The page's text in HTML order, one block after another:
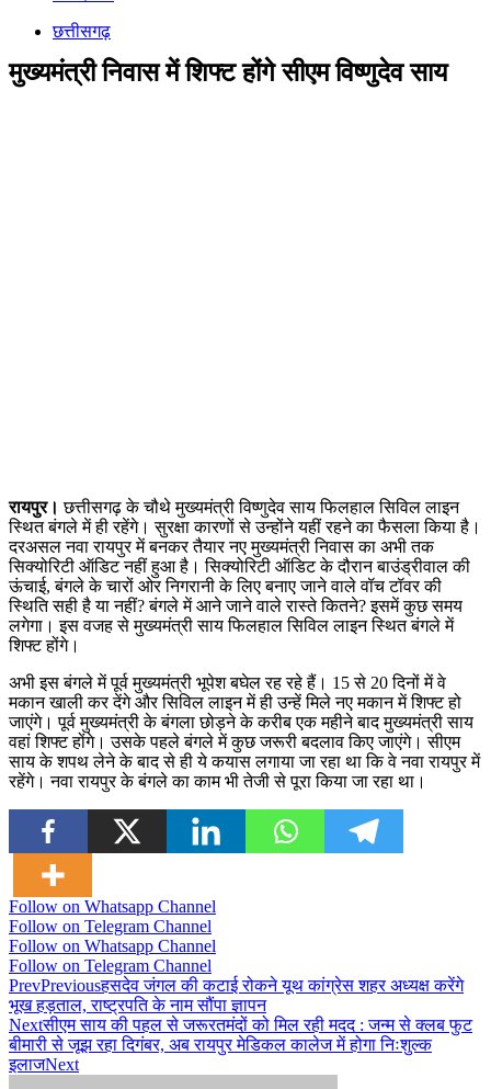
छत्तीसगढ़
मुख्यमंत्री निवास में शिफ्ट होंगे सीएम विष्णुदेव साय
रायपुर। छत्तीसगढ़ के चौथे मुख्यमंत्री विष्णुदेव साय फिलहाल सिविल लाइन
स्थित बंगले में ही रहेंगे। सुरक्षा कारणों से उन्होंने यहीं रहने का फैसला किया है।
दरअसल नवा रायपुर में बनकर तैयार नए मुख्यमंत्री निवास का अभी तक
सिक्योरिटी ऑडिट नहीं हुआ है। सिक्योरिटी ऑडिट के दौरान बाउंड्रीवाल की
ऊंचाई, बंगले के चारों ओर निगरानी के लिए बनाए जाने वाले वॉच टॉवर की
स्थिति सही है या नहीं? बंगले में आने जाने वाले रास्ते कितने? इसमें कुछ समय
लगेगा। इस वजह से मुख्यमंत्री साय फिलहाल सिविल लाइन स्थित बंगले में
शिफ्ट होंगे।
अभी इस बंगले में पूर्व मुख्यमंत्री भूपेश बघेल रह रहे हैं। 15 से 20 दिनों में वे
मकान खाली कर देंगे और सिविल लाइन में ही उन्हें मिले नए मकान में शिफ्ट हो
जाएंगे। पूर्व मुख्यमंत्री के बंगला छोड़ने के करीब एक महीने बाद मुख्यमंत्री साय
वहां शिफ्ट होंगे। उसके पहले बंगले में कुछ जरूरी बदलाव किए जाएंगे। सीएम
साय के शपथ लेने के बाद से ही ये कयास लगाया जा रहा था कि वे नवा रायपुर में
रहेंगे। नवा रायपुर के बंगले का काम भी तेजी से पूरा किया जा रहा था।
Follow on Whatsapp Channel
Follow on Telegram Channel
Follow on Whatsapp Channel
Follow on Telegram Channel
PrevPreviousहसदेव जंगल की कटाई रोकने यूथ कांग्रेस शहर अध्यक्ष करेंगे
भूख हड़ताल, राष्ट्रपति के नाम सौंपा ज्ञापन
Nextसीएम साय की पहल से जरूरतमंदों को मिल रही मदद : जन्म से क्लब फुट
बीमारी से जूझ रहा दिगंबर, अब रायपुर मेडिकल कालेज में होगा निःशुल्क
इलाजNext